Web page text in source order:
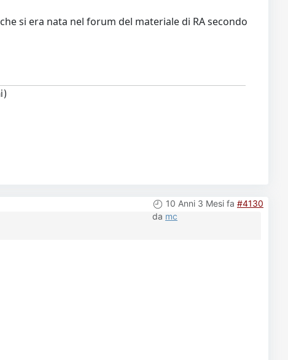
si era nata nel forum del materiale di RA secondo
10 Anni 3 Mesi fa #4130
da mc